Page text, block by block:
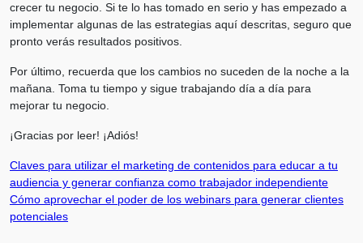
crecer tu negocio. Si te lo has tomado en serio y has empezado a
implementar algunas de las estrategias aquí descritas, seguro que
pronto verás resultados positivos.
Por último, recuerda que los cambios no suceden de la noche a la
mañana. Toma tu tiempo y sigue trabajando día a día para
mejorar tu negocio.
¡Gracias por leer! ¡Adiós!
Navegación
de
entradas
Claves para utilizar el marketing de contenidos para educar a tu
audiencia y generar confianza como trabajador independiente
Cómo aprovechar el poder de los webinars para generar clientes
potenciales